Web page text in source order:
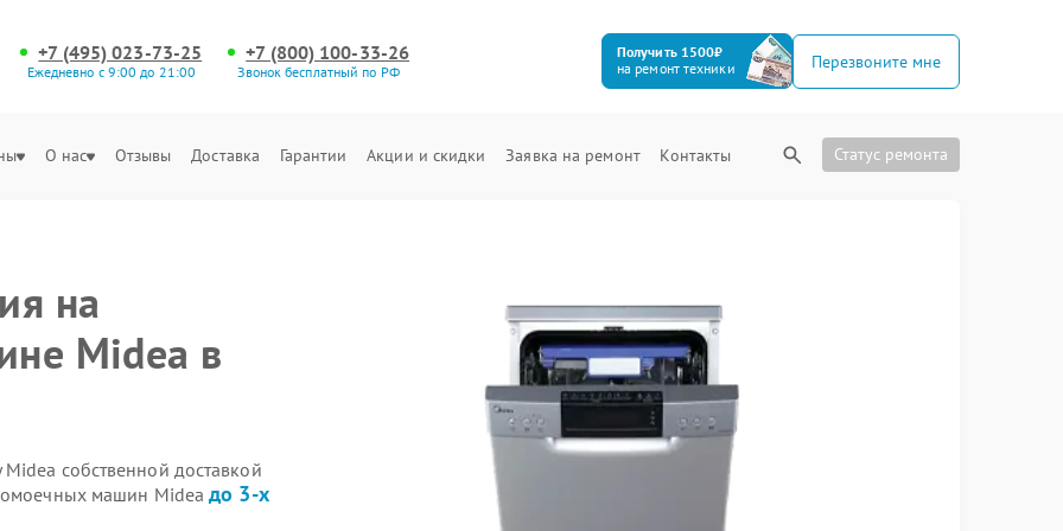
+7 (495) 023-73-25
Ежедневно с 9:00 до 21:00
+7 (800) 100-33-26
Звонок бесплатный по РФ
Получить 1500₽
на ремонт техники
Перезвоните мне
О нас Отзывы Доставка Гарантии Акции и скидки Заявка на ремонт Контакты Статус ремонта
на
Midea в
собственной доставкой
машин Mideaдо 3-х